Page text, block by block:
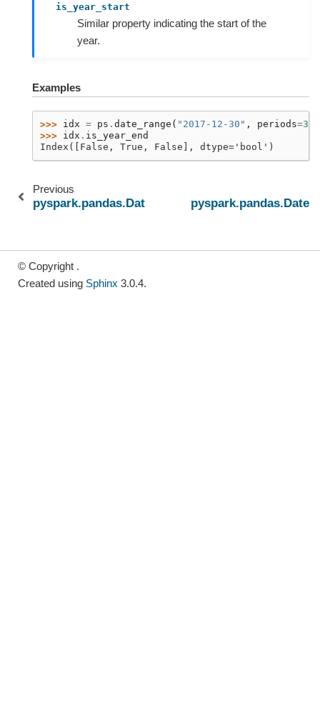
is_year_start
Similar property indicating the start of the
year.
Examples
>>> idx = ps . date_range ( "2017-12-30" , periods=3
>>> idx . is_year_end
Index([False, True, False], dtype='bool')
Previous
pyspark.pandas.DatetimeIndex.is_year_start
© Copyright .
Created using Sphinx 3.0.4.